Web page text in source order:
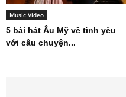
Music Video
5 bài hát Âu Mỹ về tình yêu
với câu chuyện...